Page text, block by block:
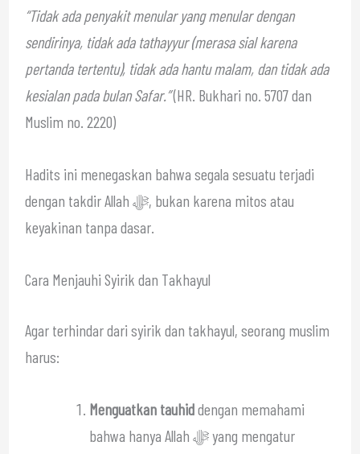
“Tidak ada penyakit menular yang menular dengan
sendirinya, tidak ada tathayyur (merasa sial karena
pertanda tertentu), tidak ada hantu malam, dan tidak ada
kesialan pada bulan Safar.”(HR. Bukhari no. 5707 dan
Muslim no. 2220)
Hadits ini menegaskan bahwa segala sesuatu terjadi
dengan takdir Allah ﷻ, bukan karena mitos atau
keyakinan tanpa dasar.
Cara Menjauhi Syirik dan Takhayul
Agar terhindar dari syirik dan takhayul, seorang muslim
harus:
Menguatkan tauhiddengan memahami
bahwa hanya Allah ﷻ yang mengatur